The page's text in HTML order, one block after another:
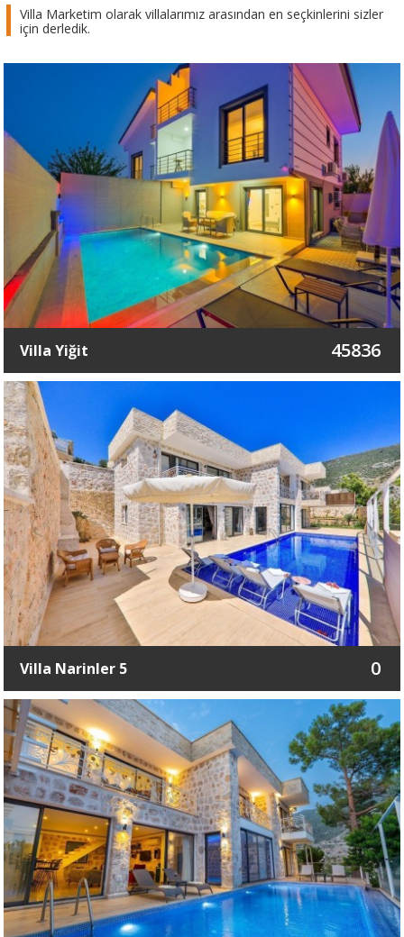
Villa Marketim olarak villalarımız arasından en seçkinlerini sizler
için derledik.
Villa Yiğit 45836
Villa Narinler 5 0